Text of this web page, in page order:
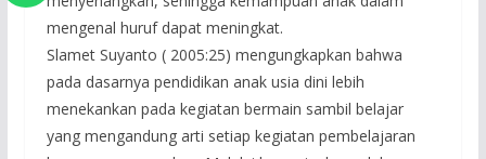
mengenal huruf dapat meningkat.
Slamet Suyanto ( 2005:25) mengungkapkan bahwa
pada dasarnya pendidikan anak usia dini lebih
menekankan pada kegiatan bermain sambil belajar
yang mengandung arti setiap kegiatan pembelajaran